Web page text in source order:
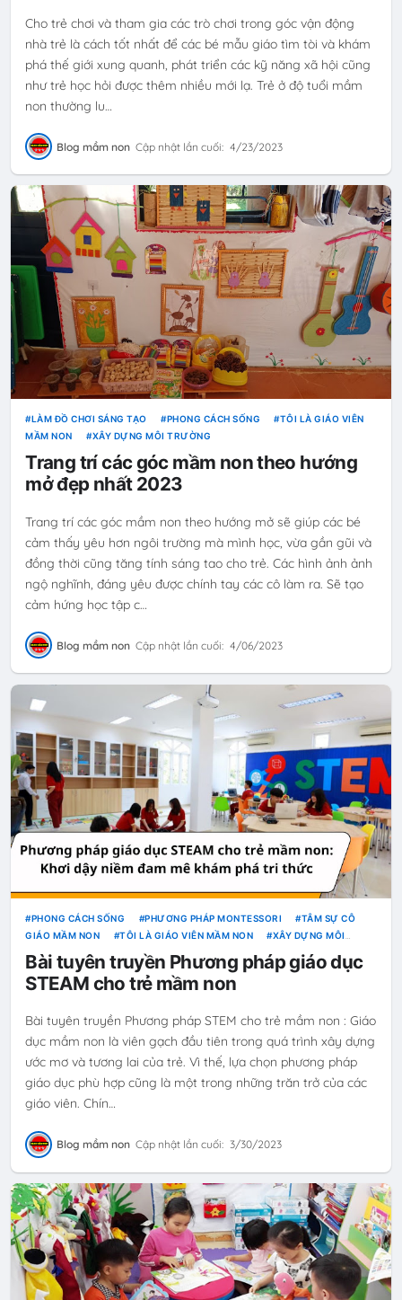
Cho trẻ chơi và tham gia các trò chơi trong góc vận động
nhà trẻ là cách tốt nhất để các bé mẫu giáo tìm tòi và khám
phá thế giới xung quanh, phát triển các kỹ năng xã hội cũng
như trẻ học hỏi được thêm nhiều mới lạ. Trẻ ở độ tuổi mầm
non thường lu…
Blog mầm non Cập nhật lần cuối: 4/23/2023
LÀM ĐỒ CHƠI SÁNG TẠO PHONG CÁCH SỐNG
TÔI LÀ GIÁO VIÊN
MẦM NON
XÂY DỰNG MÔI TRƯỜNG
Trang trí các góc mầm non theo hướng
mở đẹp nhất 2023
Trang trí các góc mầm non theo hướng mở sẽ giúp các bé
cảm thấy yêu hơn ngôi trường mà mình học, vừa gần gũi và
đồng thời cũng tăng tính sáng tao cho trẻ. Các hình ảnh ảnh
ngộ nghĩnh, đáng yêu được chính tay các cô làm ra. Sẽ tạo
cảm hứng học tập c…
Blog mầm non Cập nhật lần cuối: 4/06/2023
PHONG CÁCH SỐNG PHƯƠNG PHÁP MONTESSORI
TÂM SỰ CÔ
GIÁO MẦM NON
TÔI LÀ GIÁO VIÊN MẦM NON
XÂY DỰNG MÔI
TRƯỜNG
Bài tuyên truyền Phương pháp giáo dục
STEAM cho trẻ mầm non
Bài tuyên truyền Phương pháp STEM cho trẻ mầm non : Giáo
dục mầm non là viên gạch đầu tiên trong quá trình xây dựng
ước mơ và tương lai của trẻ. Vì thế, lựa chọn phương pháp
giáo dục phù hợp cũng là một trong những trăn trở của các
giáo viên. Chín…
Blog mầm non Cập nhật lần cuối: 3/30/2023